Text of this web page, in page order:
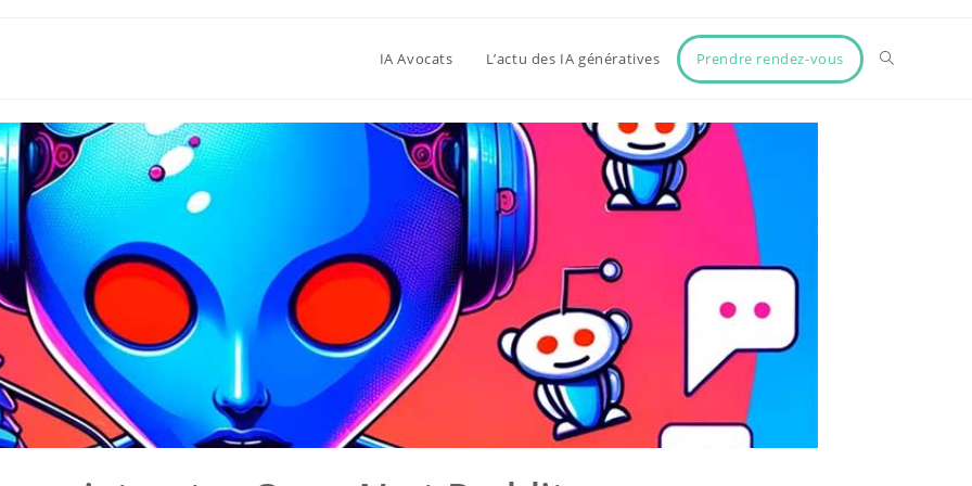
IA Avocats L’actu des IA génératives Prendre rendez-vous